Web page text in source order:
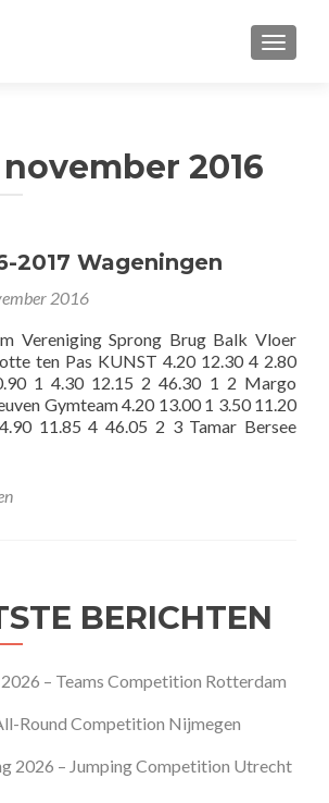
november 2016
2017 Wageningen
2016
Vereniging Sprong Brug Balk Vloer
ten Pas KUNST 4.20 12.30 4 2.80
1 4.30 12.15 2 46.30 1 2 Margo
Gymteam 4.20 13.00 1 3.50 11.20
11.85 4 46.05 2 3 Tamar Bersee
BERICHTEN
2026 – Teams Competition Rotterdam
Round Competition Nijmegen
2026 – Jumping Competition Utrecht